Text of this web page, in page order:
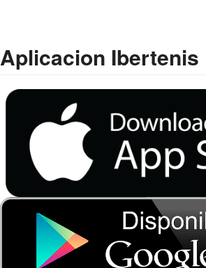
Aplicacion Ibertenis